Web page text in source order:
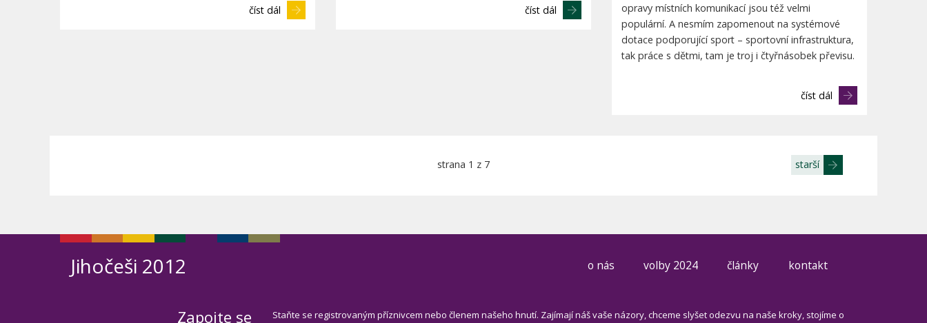
číst dál
číst dál
opravy místních komunikací jsou též velmi
populární. A nesmím zapomenout na systémové
dotace podporující sport – sportovní infrastruktura,
tak práce s dětmi, tam je troj i čtyřnásobek převisu.
číst dál
strana 1 z 7 starší
Jihočeši 2012 o nás volby 2024 články kontakt
Zapojte se
Staňte se registrovaným příznivcem nebo členem našeho hnutí. Zajímají náš vaše názory, chceme slyšet odezvu na naše kroky, stojíme o